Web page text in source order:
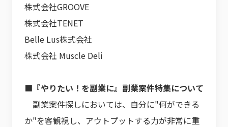
株式会社GROOVE
株式会社TENET
Belle Lus株式会社
株式会社 Muscle Deli
■『やりたい！を副業に』副業案件特集について
副業案件探しにおいては、自分に"何ができる
か"を客観視し、アウトプットする力が非常に重